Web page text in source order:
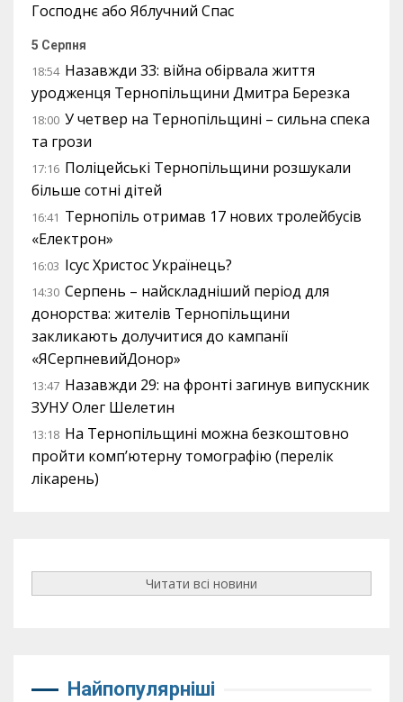
Господнє або Яблучний Спас
5 Серпня
18:54 Назавжди 33: війна обірвала життя
уродженця Тернопільщини Дмитра Березка
18:00 У четвер на Тернопільщині – сильна спека
та грози
17:16 Поліцейські Тернопільщини розшукали
більше сотні дітей
16:41 Тернопіль отримав 17 нових тролейбусів
«Електрон»
16:03 Ісус Христос Українець?
14:30 Серпень – найскладніший період для
донорства: жителів Тернопільщини
закликають долучитися до кампанії
«ЯСерпневийДонор»
13:47 Назавжди 29: на фронті загинув випускник
ЗУНУ Олег Шелетин
13:18 На Тернопільщині можна безкоштовно
пройти комп’ютерну томографію (перелік
лікарень)
Читати всі новини
Найпопулярніші